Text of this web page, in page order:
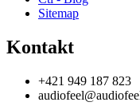
Sitemap
Kontakt
+421 949 187 823